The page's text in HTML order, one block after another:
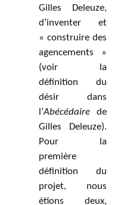
Gilles Deleuze,
d’inventer et
« construire des
agencements »
(voir la
définition du
désir dans
l’Abécédaire de
Gilles Deleuze).
Pour la
première
définition du
projet, nous
étions deux,